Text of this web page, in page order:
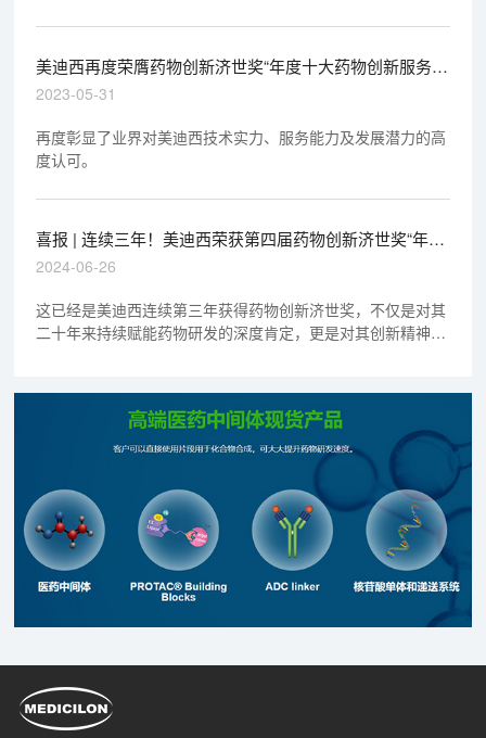
美迪西再度荣膺药物创新济世奖“年度十大药物创新服务机
构”
2023-05-31
再度彰显了业界对美迪西技术实力、服务能力及发展潜力的高
度认可。
喜报 | 连续三年！美迪西荣获第四届药物创新济世奖“年度
十大药物创新服务机构”
2024-06-26
这已经是美迪西连续第三年获得药物创新济世奖，不仅是对其
二十年来持续赋能药物研发的深度肯定，更是对其创新精神的